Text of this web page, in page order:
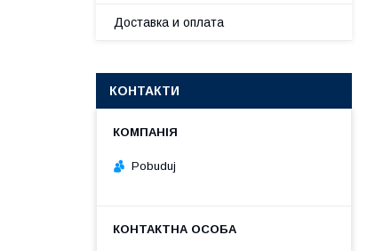
Доставка и оплата
КОНТАКТИ
Pobuduj